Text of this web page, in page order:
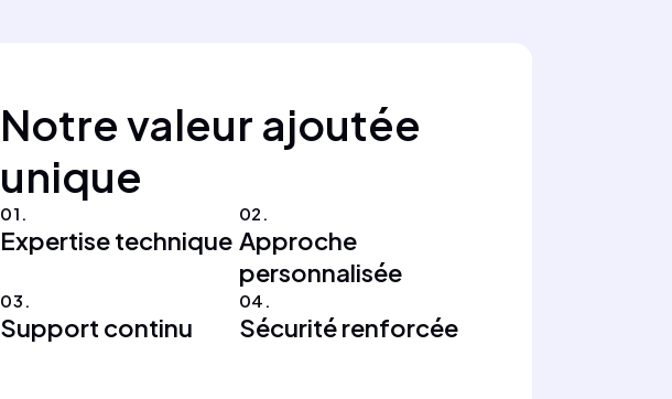
Notre valeur ajoutée
unique
01.
Expertise technique
02.
Approche
personnalisée
03.
Support continu
04.
Sécurité renforcée